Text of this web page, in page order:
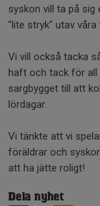
syskon vill ta på
"lite stryk" utav
Vi vill också tacka
haft och tack för all
sargbygget till att
lördagar.
Vi tänkte att vi
föräldrar och
att ha jätte roligt!
Dela nyhet